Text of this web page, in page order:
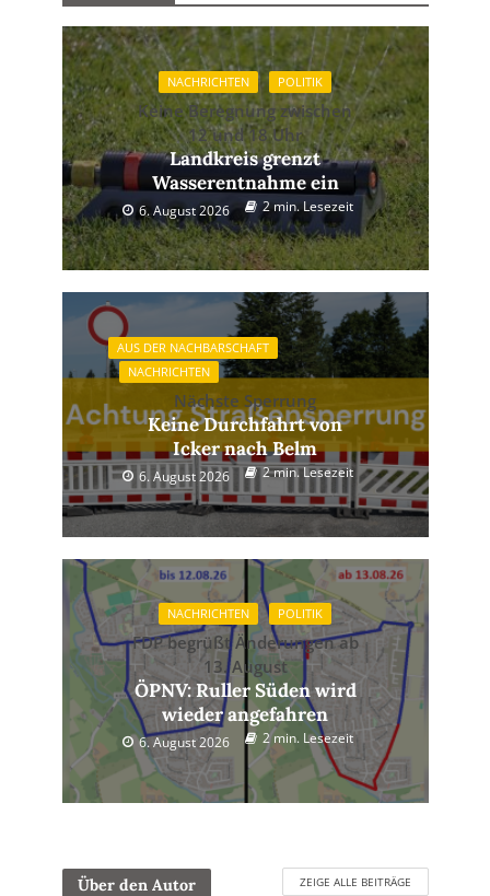
NACHRICHTEN POLITIK
Keine Beregnung zwischen
12 und 18 Uhr
Landkreis grenzt
Wasserentnahme ein
6. August 2026 2 min. Lesezeit
AUS DER NACHBARSCHAFT
NACHRICHTEN
Nächste Sperrung
Keine Durchfahrt von
Icker nach Belm
6. August 2026 2 min. Lesezeit
NACHRICHTEN POLITIK
FDP begrüßt Änderungen ab
13. August
ÖPNV: Ruller Süden wird
wieder angefahren
6. August 2026 2 min. Lesezeit
Über den Autor ZEIGE ALLE BEITRÄGE